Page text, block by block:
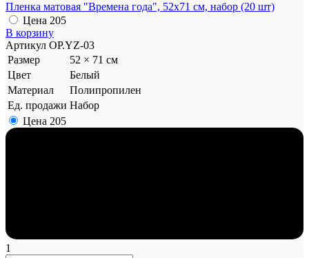
Пленка матовая "Времена года", 52x71 см, набор (20 шт)
Цена 205
В корзину
Артикул OP.YZ-03
Размер
52 × 71 см
Цвет
Белый
Материал
Полипропилен
Ед. продажи Набор
Цена 205
1